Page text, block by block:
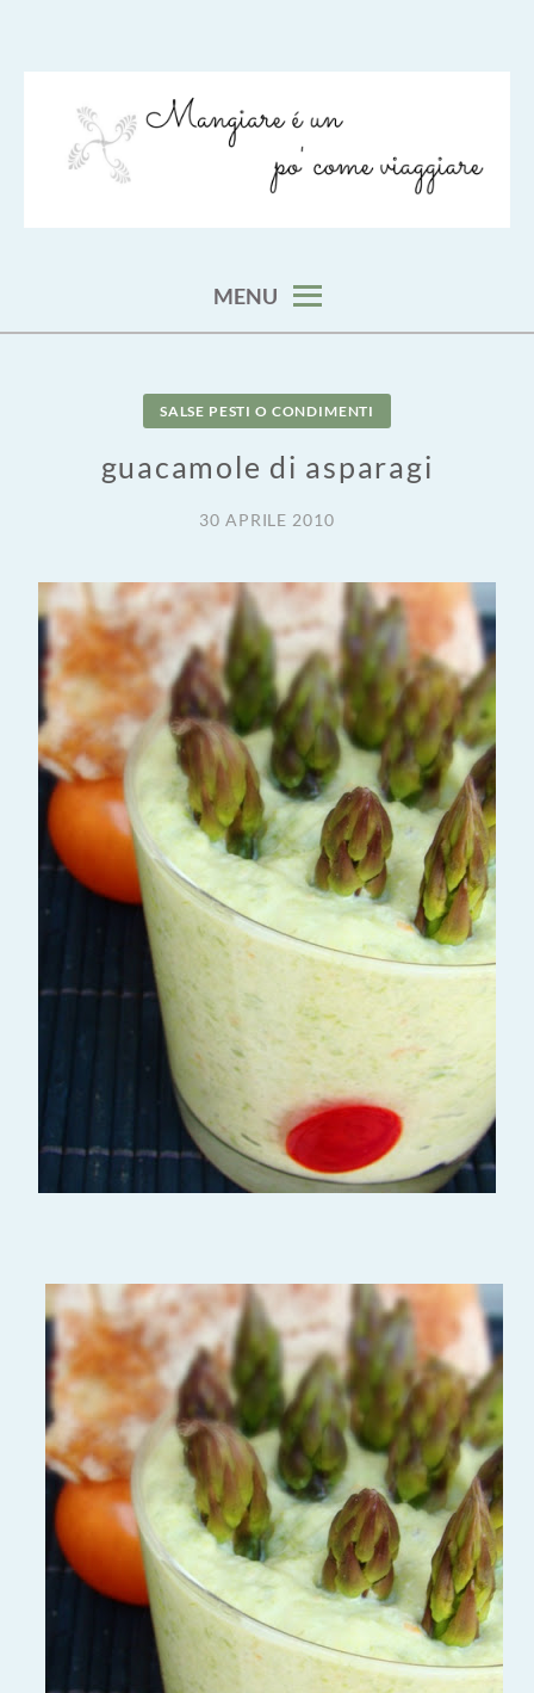
MENU
SALSE PESTI O CONDIMENTI
guacamole di asparagi
30 APRILE 2010